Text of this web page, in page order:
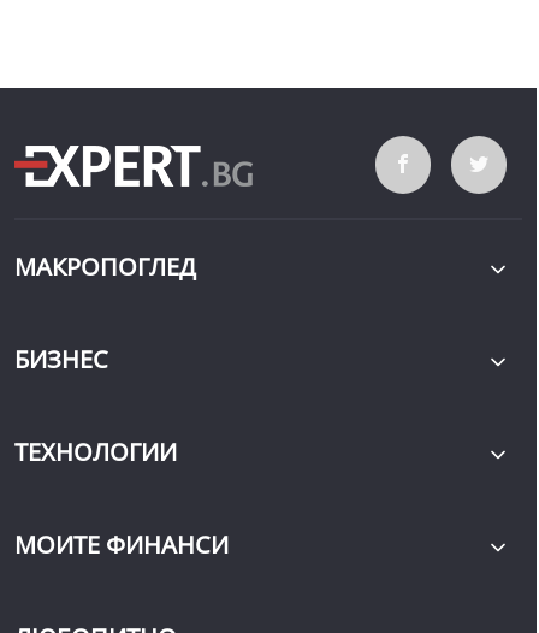
МАКРОПОГЛЕД
БИЗНЕС
ТЕХНОЛОГИИ
МОИТЕ ФИНАНСИ